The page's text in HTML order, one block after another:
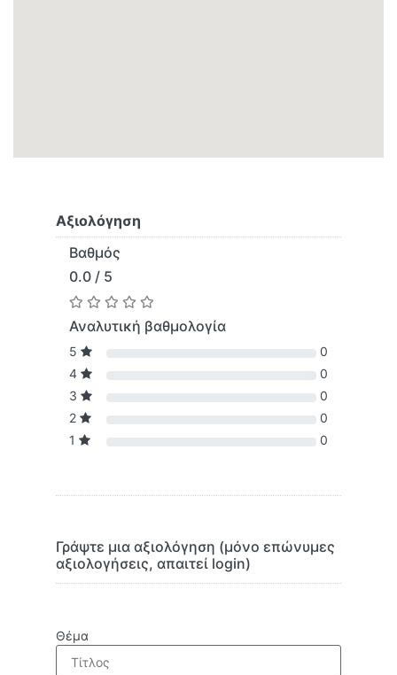
Αξιολόγηση
Βαθμός
0.0 / 5
Αναλυτική βαθμολογία
5
0
4
0
3
0
2
0
1
0
Γράψτε μια αξιολόγηση (μόνο επώνυμες
αξιολογήσεις, απαιτεί login)
Θέμα